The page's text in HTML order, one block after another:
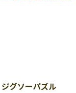
グソーパズル